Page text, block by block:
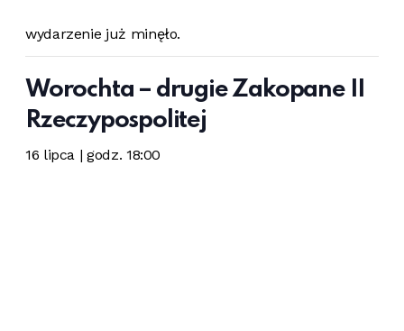
wydarzenie już minęło.
Worochta – drugie Zakopane II
Rzeczypospolitej
16 lipca | godz. 18:00